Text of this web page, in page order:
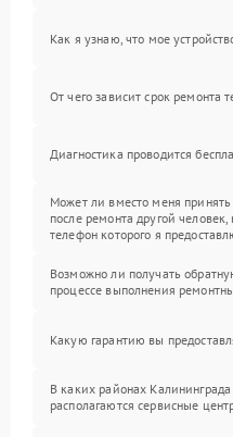
Как я узнаю, что мое
От чего зависит срок ремонта
Диагностика проводится
Может ли вместо меня принять
после ремонта другой человек,
телефон которого я
Возможно ли получать
процессе выполнения
Какую гарантию вы
В каких районах Калининграда
располагаются сервисные